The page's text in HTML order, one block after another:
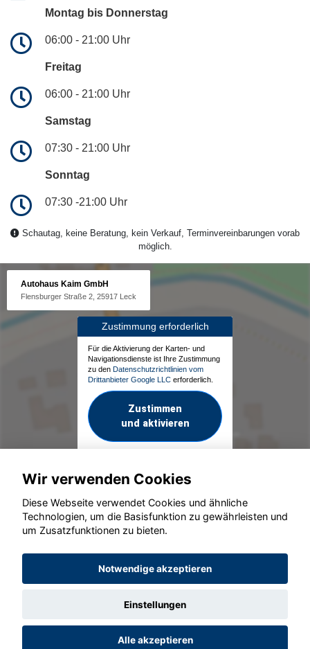
Montag bis Donnerstag
06:00 - 21:00 Uhr
Freitag
06:00 - 21:00 Uhr
Samstag
07:30 - 21:00 Uhr
Sonntag
07:30 -21:00 Uhr
Schautag, keine Beratung, kein Verkauf, Terminvereinbarungen vorab
möglich.
Autohaus Kaim GmbH
Flensburger Straße 2, 25917 Leck
Zustimmung erforderlich
Für die Aktivierung der Karten- und
Navigationsdienste ist Ihre Zustimmung
zu den Datenschutzrichtlinien vom
Drittanbieter Google LLC erforderlich.
Zustimmen
und aktivieren
© konjunkturmotor.de GmbH 2020 - 2026
Wir verwenden Cookies
Diese Webseite verwendet Cookies und ähnliche
Technologien, um die Basisfunktion zu gewährleisten und
um Zusatzfunktionen zu bieten.
Notwendige akzeptieren
Einstellungen
Alle akzeptieren